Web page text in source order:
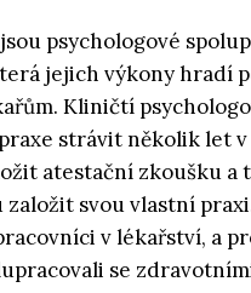
psychologové
jejich výkony hradí
Kliničtí
strávit několik let
atestační zkoušku a
založit svou vlastní
v lékařství, a
se